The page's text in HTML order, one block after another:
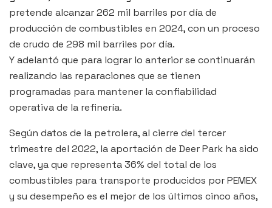
pretende alcanzar 262 mil barriles por día de
producción de combustibles en 2024, con un proceso
de crudo de 298 mil barriles por día.
Y adelantó que para lograr lo anterior se continuarán
realizando las reparaciones que se tienen
programadas para mantener la confiabilidad
operativa de la refinería.
Según datos de la petrolera, al cierre del tercer
trimestre del 2022, la aportación de Deer Park ha sido
clave, ya que representa 36% del total de los
combustibles para transporte producidos por PEMEX
y su desempeño es el mejor de los últimos cinco años,